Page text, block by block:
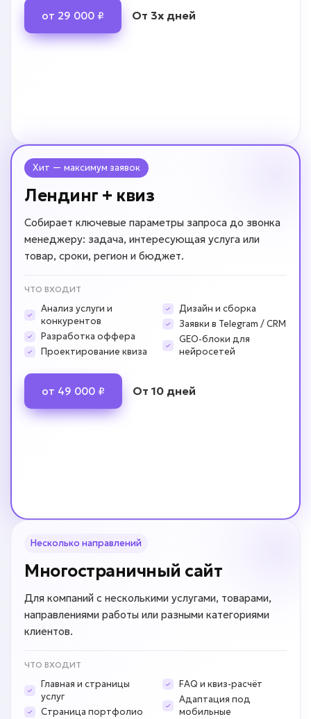
от 29 000 ₽ От 3х дней
Хит — максимум заявок
Лендинг + квиз
Собирает ключевые параметры запроса до звонка
менеджеру: задача, интересующая услуга или
товар, сроки, регион и бюджет.
ЧТО ВХОДИТ
Анализ услуги и
конкурентов
Разработка оффера
Проектирование квиза
Дизайн и сборка
Заявки в Telegram / CRM
GEO-блоки для
нейросетей
от 49 000 ₽ От 10 дней
Несколько направлений
Многостраничный сайт
Для компаний с несколькими услугами, товарами,
направлениями работы или разными категориями
клиентов.
ЧТО ВХОДИТ
Главная и страницы
услуг
Страница портфолио
FAQ и квиз-расчёт
Адаптация под
мобильные